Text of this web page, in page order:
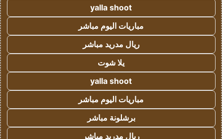
yalla shoot
مباريات اليوم مباشر
ريال مدريد مباشر
يلا شوت
yalla shoot
مباريات اليوم مباشر
برشلونة مباشر
ريال مدريد مباشر